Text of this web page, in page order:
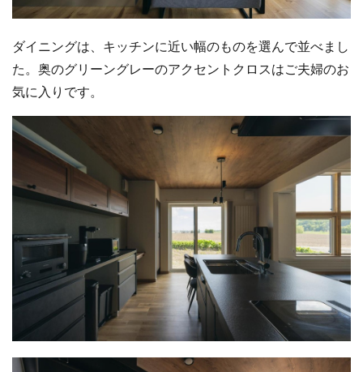
ダイニングは、キッチンに近い幅のものを選んで並べまし
た。奥のグリーングレーのアクセントクロスはご夫婦のお
気に入りです。